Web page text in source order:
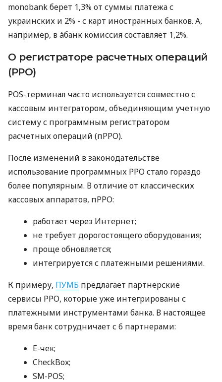
monobank берет 1,3% от суммы платежа с
украинских и 2% - с карт иностранных банков. А,
например, в àбанк комиссия составляет 1,2%.
О регистраторе расчетных операций
(РРО)
POS-терминал часто используется совместно с
кассовым интегратором, объединяющим учетную
систему с программным регистратором
расчетных операций (пРРО).
После изменений в законодательстве
использование программных РРО стало гораздо
более популярным. В отличие от классических
кассовых аппаратов, пРРО:
работает через Интернет;
не требует дорогостоящего оборудования;
проще обновляется;
интегрируется с платежными решениями.
К примеру, ПУМБ предлагает партнерские
сервисы РРО, которые уже интегрированы с
платежными инструментами банка. В настоящее
время банк сотрудничает с 6 партнерами:
E-чек;
CheckBox;
SM-POS;